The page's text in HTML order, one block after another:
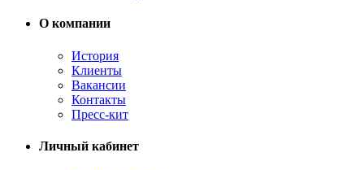
О компании
История
Клиенты
Вакансии
Контакты
Пресс-кит
Личный кабинет